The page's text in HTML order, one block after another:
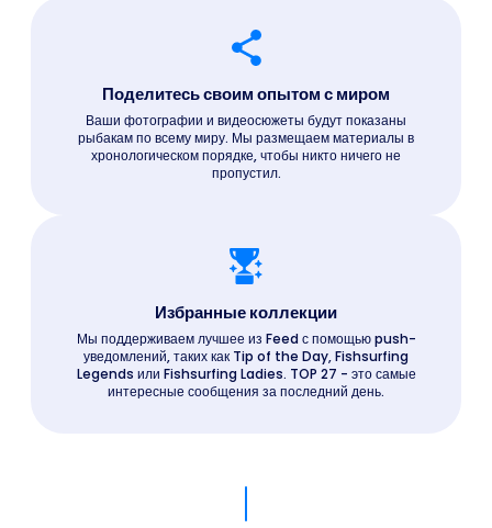
Поделитесь своим опытом с миром
Ваши фотографии и видеосюжеты будут показаны
рыбакам по всему миру. Мы размещаем материалы в
хронологическом порядке, чтобы никто ничего не
пропустил.
Избранные коллекции
Мы поддерживаем лучшее из Feed с помощью push-
уведомлений, таких как Tip of the Day, Fishsurfing
Legends или Fishsurfing Ladies. TOP 27 - это самые
интересные сообщения за последний день.